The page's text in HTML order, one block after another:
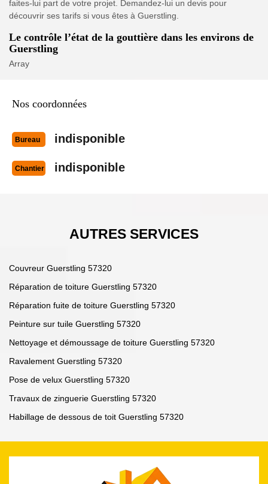
faites-lui part de votre projet. Demandez-lui un devis pour
découvrir ses tarifs si vous êtes à Guerstling.
Le contrôle l’état de la gouttière dans les environs de
Guerstling
Array
Nos coordonnées
Bureau indisponible
Chantier indisponible
AUTRES SERVICES
Couvreur Guerstling 57320
Réparation de toiture Guerstling 57320
Réparation fuite de toiture Guerstling 57320
Peinture sur tuile Guerstling 57320
Nettoyage et démoussage de toiture Guerstling 57320
Ravalement Guerstling 57320
Pose de velux Guerstling 57320
Travaux de zinguerie Guerstling 57320
Habillage de dessous de toit Guerstling 57320